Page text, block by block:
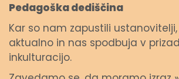
Pedagoška dediščina
Kar so nam zapustili
aktualno in nas spodbuja v
inkulturacijo.